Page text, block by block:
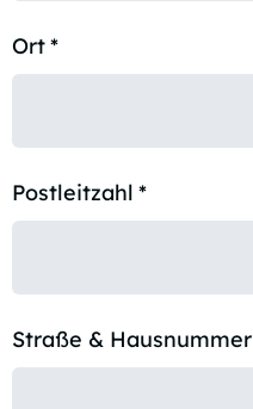
Ort*
Postleitzahl *
Straße & Hausnummer